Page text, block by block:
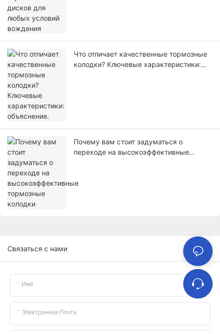
Что отличает качественные тормозные
колодки? Ключевые характеристики:
Почему вам стоит задуматься о
переходе на высокоэффективные
Связаться с нами
Имя
Электронная Почта